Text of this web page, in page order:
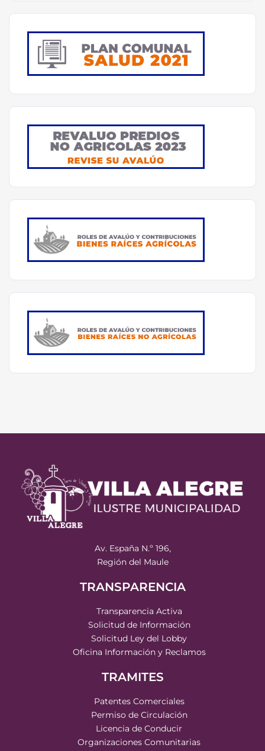
Av. España N.º 196,
Región del Maule
TRANSPARENCIA
Transparencia Activa
Solicitud de Información
Solicitud Ley del Lobby
Oficina Información y Reclamos
TRAMITES
Patentes Comerciales
Permiso de Circulación
Licencia de Conducir
Organizaciones Comunitarias